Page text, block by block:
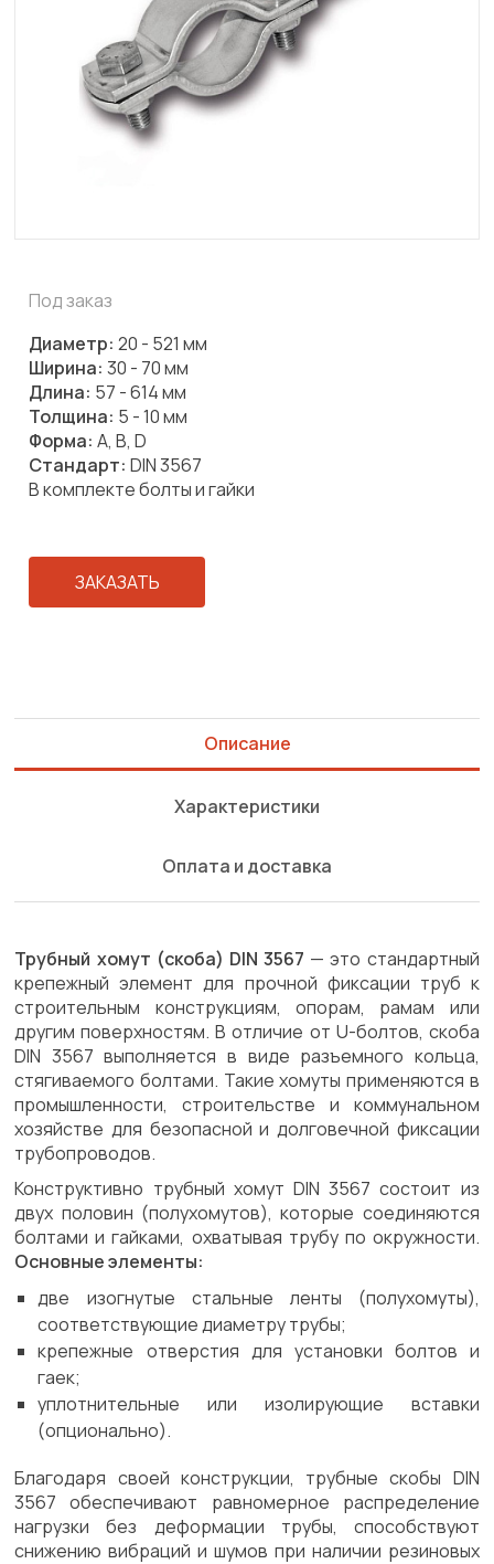
Под заказ
Диаметр: 20 - 521 мм
Ширина: 30 - 70 мм
Длина: 57 - 614 мм
Толщина: 5 - 10 мм
Форма:A, B, D
Стандарт: DIN 3567
В комплекте болты и гайки
ЗАКАЗАТЬ
Описание
Характеристики
Оплата и доставка
Трубный хомут (скоба) DIN 3567 — это стандартный
крепежный элемент для прочной фиксации труб к
строительным конструкциям, опорам, рамам или
другим поверхностям. В отличие от U-болтов, скоба
DIN 3567 выполняется в виде разъемного кольца,
стягиваемого болтами. Такие хомуты применяются в
промышленности, строительстве и коммунальном
хозяйстве для безопасной и долговечной фиксации
трубопроводов.
Конструктивно трубный хомут DIN 3567 состоит из
двух половин (полухомутов), которые соединяются
болтами и гайками, охватывая трубу по окружности.
Основные элементы:
две изогнутые стальные ленты (полухомуты),
соответствующие диаметру трубы;
крепежные отверстия для установки болтов и
гаек;
уплотнительные или изолирующие вставки
(опционально).
Благодаря своей конструкции, трубные скобы DIN
3567 обеспечивают равномерное распределение
нагрузки без деформации трубы, способствуют
снижению вибраций и шумов при наличии резиновых